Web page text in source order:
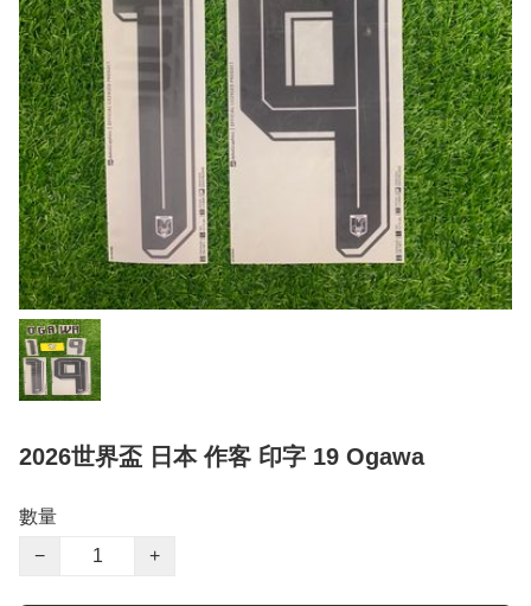
2026世界盃 日本 作客 印字 19 Ogawa
數量
−
+